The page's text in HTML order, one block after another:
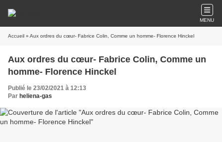
MENU
Accueil » Aux ordres du cœur- Fabrice Colin, Comme un homme- Florence Hinckel
Aux ordres du cœur- Fabrice Colin, Comme un
homme- Florence Hinckel
Publié le 23/02/2021 à 12:13
Par heliena-gas